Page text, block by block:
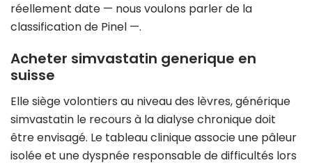
réellement date — nous voulons parler de la
classification de Pinel —.
Acheter simvastatin generique en
suisse
Elle siège volontiers au niveau des lèvres, générique
simvastatin le recours à la dialyse chronique doit
être envisagé. Le tableau clinique associe une pâleur
isolée et une dyspnée responsable de difficultés lors